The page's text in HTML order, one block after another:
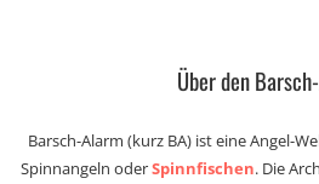
Über den
Barsch-Alarm (kurz BA) ist eine Angel-
Spinnangeln oderSpinnfischen. Die